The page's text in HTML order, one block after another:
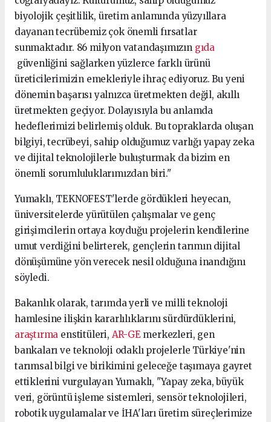
biyolojik çeşitlilik, üretim anlamında yüzyıllara
dayanan tecrübemiz çok önemli fırsatlar
sunmaktadır. 86 milyon vatandaşımızın gıda
güvenliğini sağlarken yüzlerce farklı ürünü
üreticilerimizin emekleriyle ihraç ediyoruz. Bu yeni
dönemin başarısı yalnızca üretmekten değil, akıllı
üretmekten geçiyor. Dolayısıyla bu anlamda
hedeflerimizi belirlemiş olduk. Bu topraklarda oluşan
bilgiyi, tecrübeyi, sahip olduğumuz varlığı yapay zeka
ve dijital teknolojilerle buluşturmak da bizim en
önemli sorumluluklarımızdan biri."
Yumaklı, TEKNOFEST'lerde gördükleri heyecan,
üniversitelerde yürütülen çalışmalar ve genç
girişimcilerin ortaya koyduğu projelerin kendilerine
umut verdiğini belirterek, gençlerin tarımın dijital
dönüşümüne yön verecek nesil olduğuna inandığını
söyledi.
Bakanlık olarak, tarımda yerli ve milli teknoloji
hamlesine ilişkin kararlılıklarını sürdürdüklerini,
araştırma enstitüleri, AR-GEmerkezleri, gen
bankaları ve teknoloji odaklı projelerle Türkiye'nin
tarımsal bilgi ve birikimini geleceğe taşımaya gayret
ettiklerini vurgulayan Yumaklı, "Yapay zeka, büyük
veri, görüntü işleme sistemleri, sensör teknolojileri,
robotik uygulamalar ve İHA'ları üretim süreçlerimize